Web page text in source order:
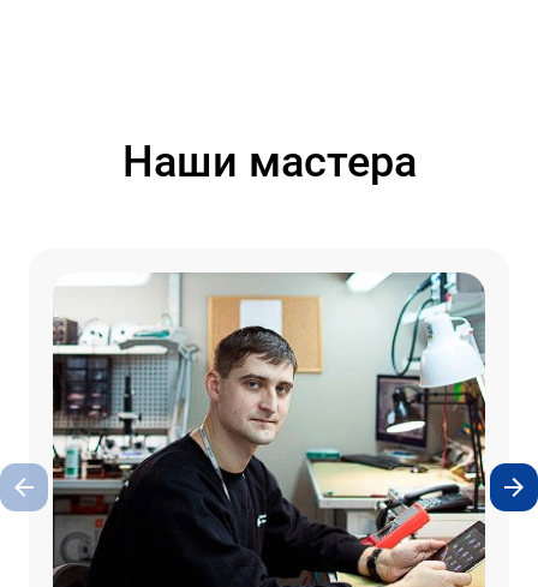
Наши мастера